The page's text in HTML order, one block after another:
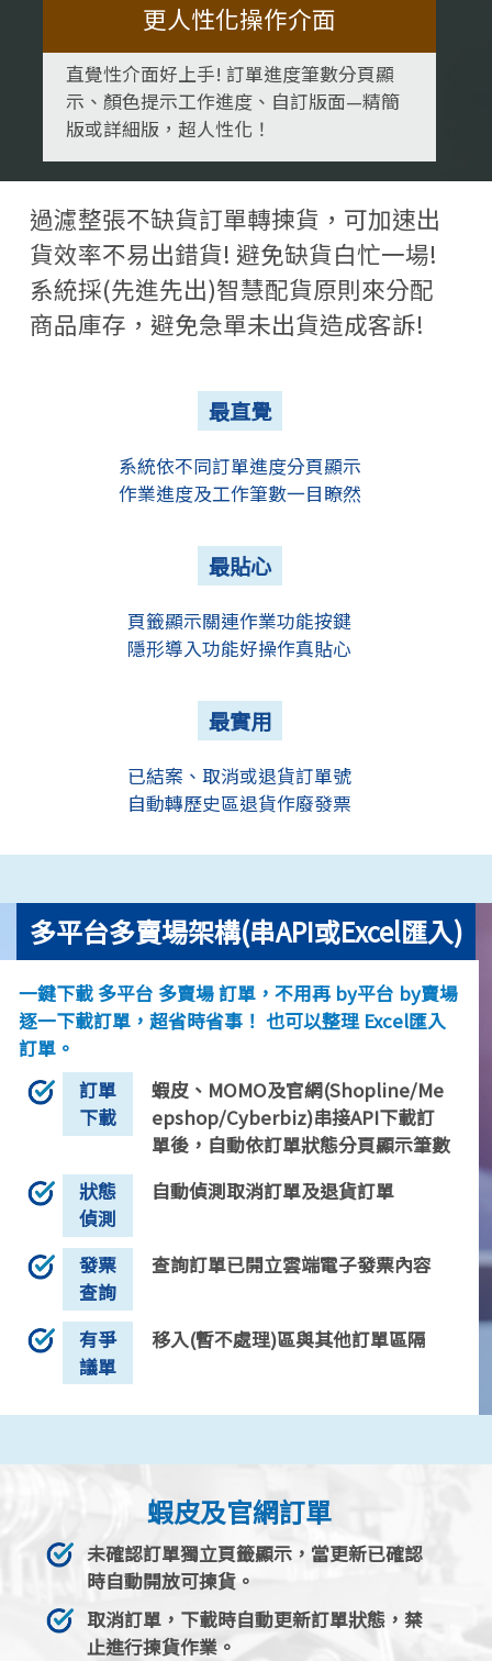
更人性化操作介面
直覺性介面好上手! 訂單進度筆數分頁顯
示、顏色提示工作進度、自訂版面—精簡
版或詳細版，超人性化！
過濾整張不缺貨訂單轉揀貨，可加速出
貨效率不易出錯貨! 避免缺貨白忙一場!
系統採(先進先出)智慧配貨原則來分配
商品庫存，避免急單未出貨造成客訴!
最直覺
系統依不同訂單進度分頁顯示
作業進度及工作筆數一目瞭然
最貼心
頁籤顯示關連作業功能按鍵
隱形導入功能好操作真貼心
最實用
已結案、取消或退貨訂單號
自動轉歷史區退貨作廢發票
多平台多賣場架構(串API或Excel匯入)
一鍵下載 多平台 多賣場 訂單，不用再 by平台 by賣場
逐一下載訂單，超省時省事！ 也可以整理 Excel匯入
訂單。
訂單
下載
蝦皮、MOMO及官網(Shopline/Me
epshop/Cyberbiz)串接API下載訂
單後，自動依訂單狀態分頁顯示筆數
狀態
偵測
自動偵測取消訂單及退貨訂單
發票
查詢
查詢訂單已開立雲端電子發票內容
有爭
議單
移入(暫不處理)區與其他訂單區隔
蝦皮及官網訂單
未確認訂單獨立頁籤顯示，當更新已確認
時自動開放可揀貨。
取消訂單，下載時自動更新訂單狀態，禁
止進行揀貨作業。